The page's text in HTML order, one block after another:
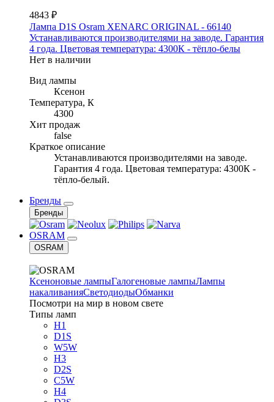
4843 ₽
Лампа D1S Osram XENARC ORIGINAL - 66140
Устанавливаются производителями на заводе. Гарантия
4 года. Цветовая температура: 4300К - тёпло-белы
Нет в наличии
Вид лампы
Ксенон
Температура, К
4300
Хит продаж
false
Краткое описание
Устанавливаются производителями на заводе.
Гарантия 4 года. Цветовая температура: 4300К -
тёпло-белый.
Бренды
Бренды
OSRAM
OSRAM
Ксеноновые лампыГалогеновые лампыЛампы
накаливанияСветодиодыОбманки
Посмотри на мир в новом свете
Типы ламп
H1
D1S
W5W
H3
D2S
C5W
H4